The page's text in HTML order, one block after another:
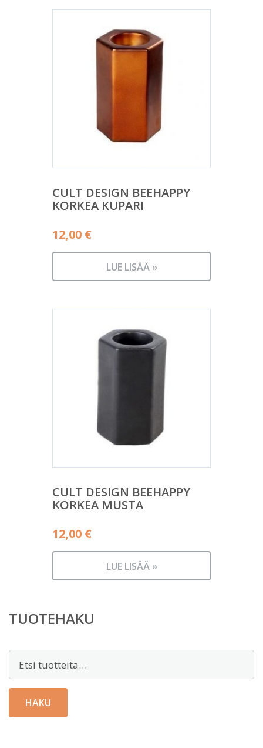
CULT DESIGN BEEHAPPY
KORKEA KUPARI
12,00 €
LUE LISÄÄ »
CULT DESIGN BEEHAPPY
KORKEA MUSTA
12,00 €
LUE LISÄÄ »
TUOTEHAKU
Etsi:
HAKU